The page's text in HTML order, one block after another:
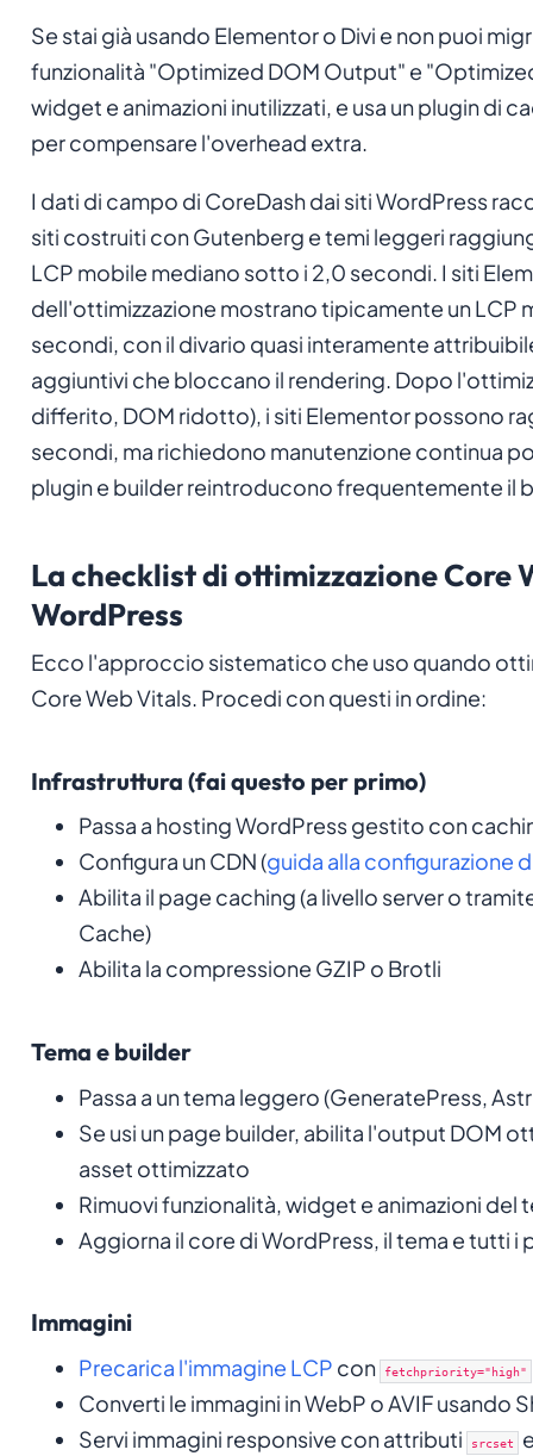
Se stai già usando Elementor o Divi e non puoi
funzionalità "Optimized DOM Output" e
widget e animazioni inutilizzati, e usa un plugin di
per compensare l'overhead extra.
I dati di campo di CoreDash dai siti WordPress
siti costruiti con Gutenberg e temi leggeri
LCP mobile mediano sotto i 2,0 secondi. I siti
dell'ottimizzazione mostrano tipicamente un LCP
secondi, con il divario quasi interamente
aggiuntivi che bloccano il rendering. Dopo
differito, DOM ridotto), i siti Elementor possono
secondi, ma richiedono manutenzione continua
plugin e builder reintroducono frequentemente il
La checklist di ottimizzazione Core
WordPress
Ecco l'approccio sistematico che uso quando
Core Web Vitals. Procedi con questi in ordine:
Infrastruttura (fai questo per primo)
Passa a hosting WordPress gestito con
Configura un CDN (guida alla configurazione
Abilita il page caching (a livello server o
Cache)
Abilita la compressione GZIP o Brotli
Tema e builder
Passa a un tema leggero (GeneratePress,
Se usi un page builder, abilita l'output DOM
asset ottimizzato
Rimuovi funzionalità, widget e animazioni del
Aggiorna il core di WordPress, il tema e tutti i
Immagini
Precarica l'immagine LCP con fetchpriority="high"
Converti le immagini in WebP o AVIF usando
Servi immagini responsive con attributi
srcset